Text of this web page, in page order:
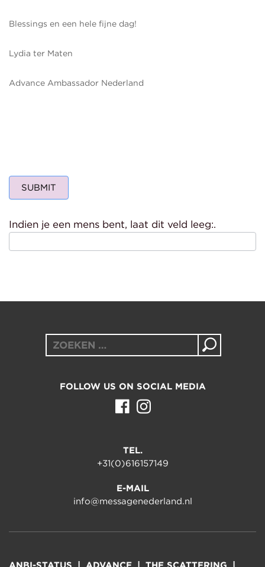
Blessings en een hele fijne dag!
Lydia ter Maten
Advance Ambassador Nederland
SUBMIT
Indien je een mens bent, laat dit veld leeg:.
Zoeken
naar:
FOLLOW US ON SOCIAL MEDIA
TEL.
+31(0)616157149
E-MAIL
info@messagenederland.nl